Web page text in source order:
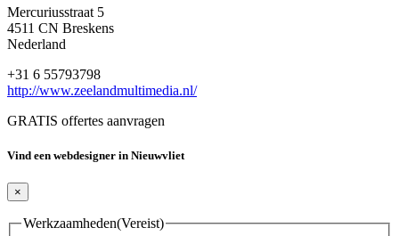
Mercuriusstraat 5
4511 CN Breskens
Nederland
+31 6 55793798
http://www.zeelandmultimedia.nl/
GRATIS offertes aanvragen
Vind een webdesigner in Nieuwvliet
×
Werkzaamheden(Vereist)